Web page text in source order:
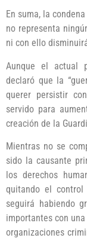
En suma, la
no representa
ni con ello
Aunque el actual
declaró que la
querer persistir
servido para
creación de la
Mientras no se
sido la causante
los derechos
quitando el
seguirá habiendo
importantes con
organizaciones